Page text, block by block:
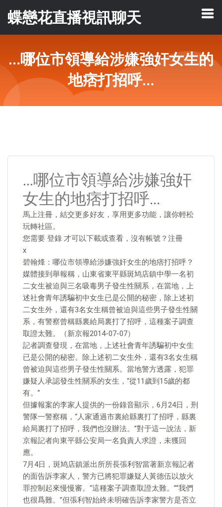
蝶戀花直播視訊聊天
…哪位市領導給涉嫌強奸女生的
地痞打招呼…
…哪位市領導給涉嫌強奸
女生的地痞打招呼…
馬上注冊，結交更多好友，享用更多功能，讓你輕松
玩轉社區。
您需要 登錄 才可以下載或查看，沒有帳號？注冊
x
碧翰烽：哪位市領導給涉嫌強奸女生的地痞打招呼？
媒體接到舉報稱，山東省東平縣斑鸠店鎮中學一名初
二女生被迫與三名吸毒男子發生性關系，在當地，上
述社會青年誘騙初中女生已是公開的秘密，除上述初
二女生外，還有3名女生稱曾被迫與這些男子發生性關
系，有警察曾稱縣裏給局裏打了招呼，這種案子調查
取證太難。（新京報2014-07-07）
記者調查發現，在當地，上述社會青年誘騙初中女生
已是公開的秘密。除上述初二女生外，還有3名女生稱
曾被迫與這些男子發生性關系。當地警方透露，犯罪
嫌疑人承認發生性關系的女生，“從11歲到15歲的都
有。”
但據報案的李家人提供的一份錄音顯示，6月24日，刑
警隊一警察稱，“人家通過市裏給縣裏打了招呼，縣裏
給局裏打了招呼，我們也沒辦法。”對于這一說法，新
京報記者向東平縣公安局一名負責人求證，未獲回
應。
7月4日，斑鸠店鎮派出所所長張利智當著新京報記者
的面告訴李家人，警方已將犯罪嫌疑人黃德伍以放火
罪控制起來慢慢審。“這種案子調查取證太難。”“我們
也很爲難。”但張利智始終未明確告訴李家警方是否立